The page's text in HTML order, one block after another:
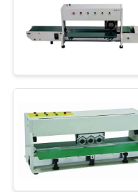
trocken